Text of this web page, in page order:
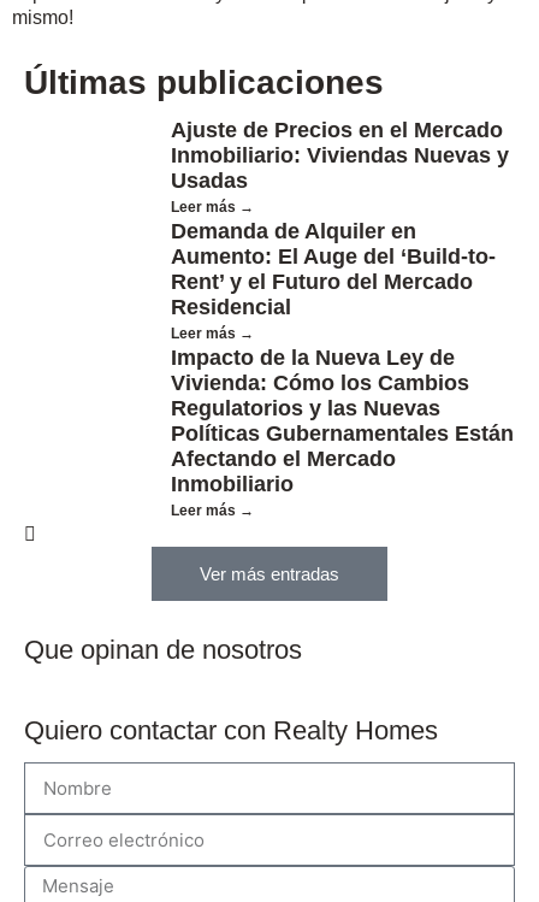
mismo!
Últimas publicaciones
Ajuste de Precios en el Mercado
Inmobiliario: Viviendas Nuevas y
Usadas
Leer más →
Demanda de Alquiler en
Aumento: El Auge del ‘Build-to-
Rent’ y el Futuro del Mercado
Residencial
Leer más →
Impacto de la Nueva Ley de
Vivienda: Cómo los Cambios
Regulatorios y las Nuevas
Políticas Gubernamentales Están
Afectando el Mercado
Inmobiliario
Leer más →
Ver más entradas
Que opinan de nosotros
Quiero contactar con Realty Homes